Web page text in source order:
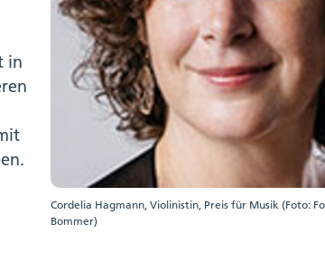
Cordelia Hagmann, Violinistin, Preis für Musik (Foto:
Bommer)
in